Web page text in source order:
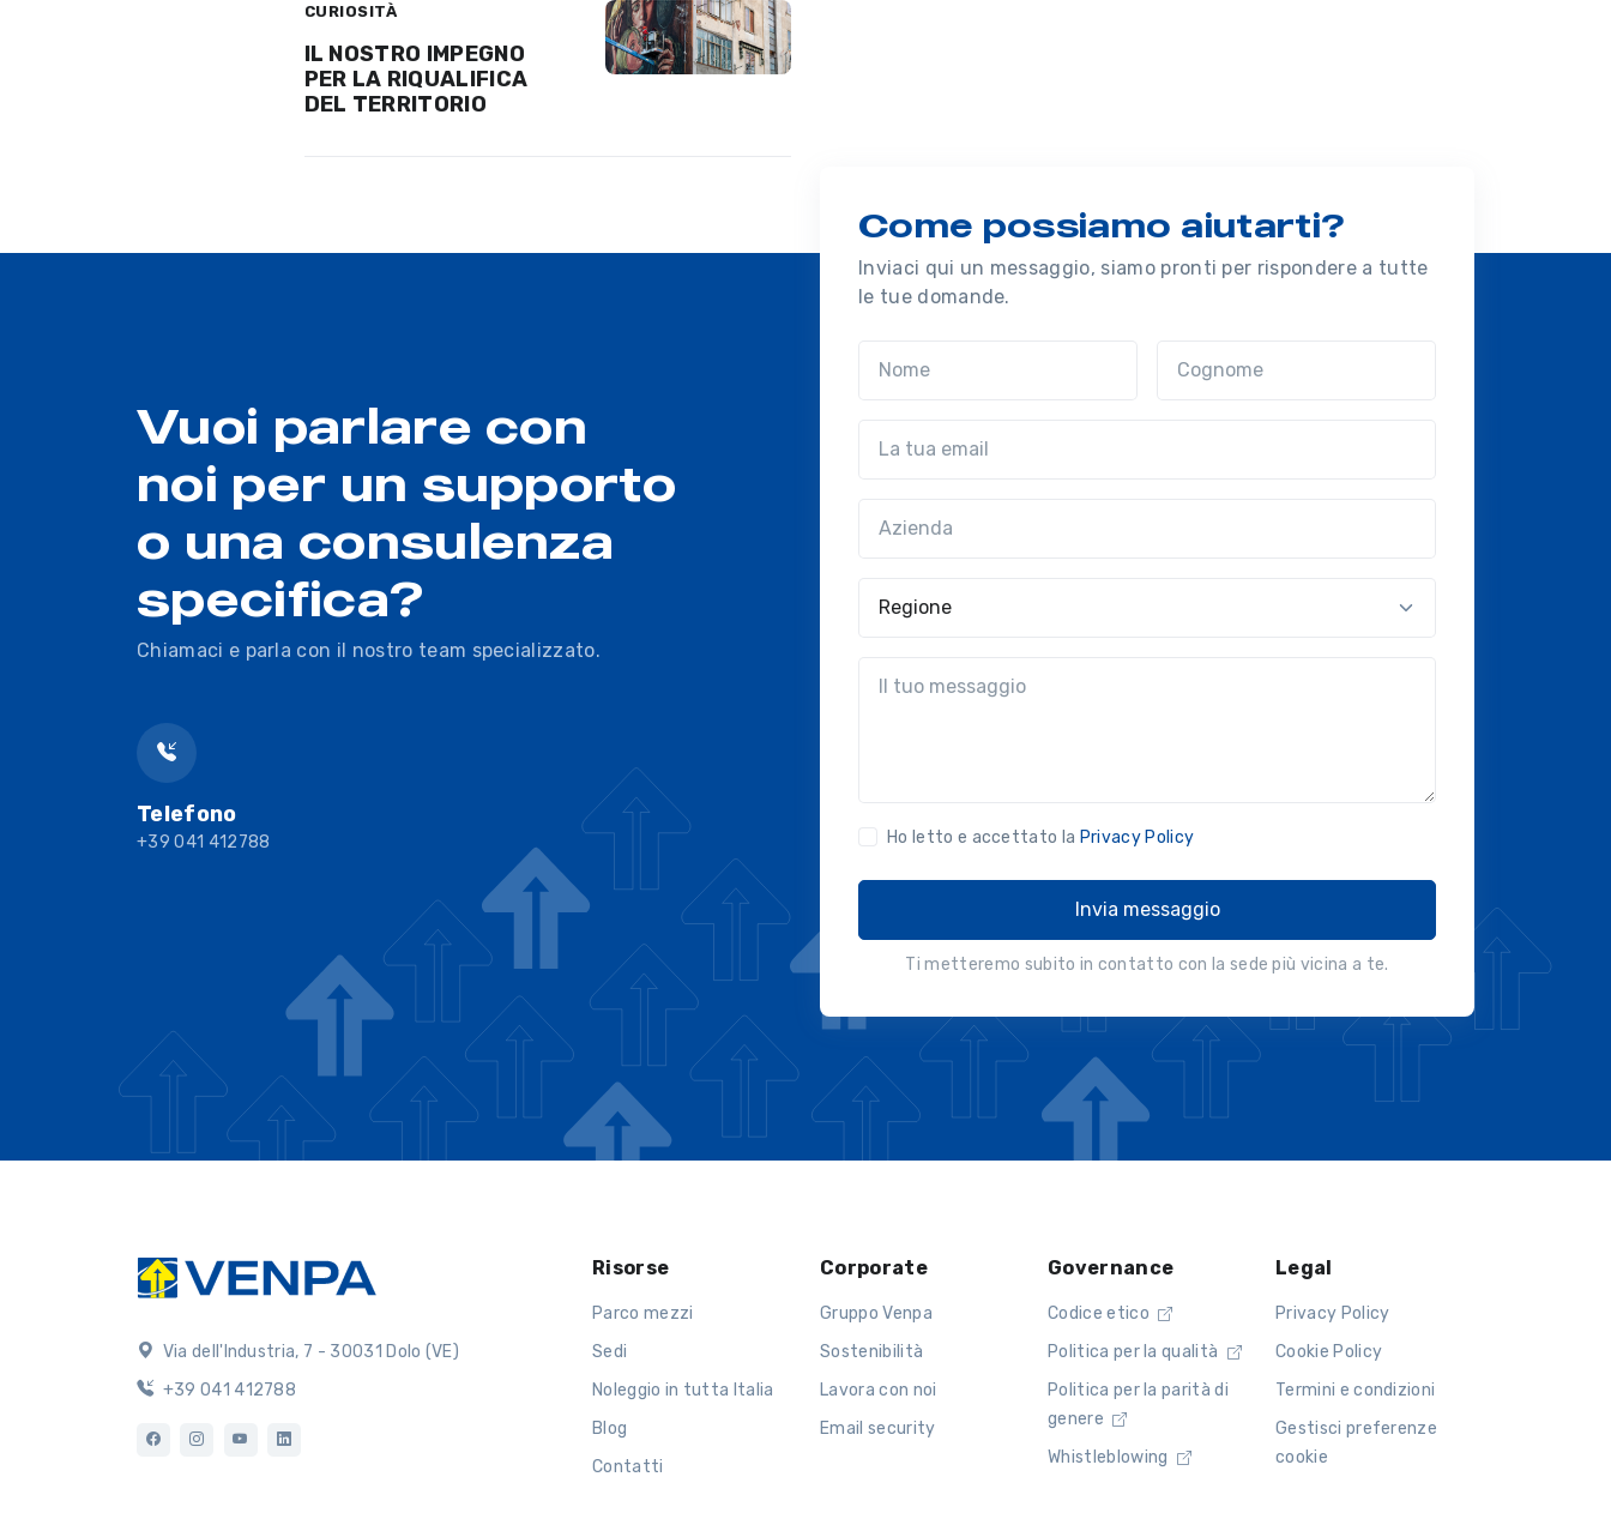
CURIOSITÀ
IL NOSTRO IMPEGNO
PER LA RIQUALIFICA
DEL TERRITORIO
Vuoi parlare con
noi per un supporto
o una consulenza
specifica?
Chiamaci e parla con il nostro team specializzato.
Telefono
+39 041 412788
Come possiamo aiutarti?
Inviaci qui un messaggio, siamo pronti per rispondere a tutte
le tue domande.
Ho letto e accettato la Privacy Policy
Invia messaggio
Ti metteremo subito in contatto con la sede più vicina a te.
Via dell'Industria, 7 - 30031 Dolo (VE)
+39 041 412788
Risorse
Parco mezzi
Sedi
Noleggio in tutta Italia
Blog
Contatti
Corporate
Gruppo Venpa
Sostenibilità
Lavora con noi
Email security
Governance
Codice etico
Politica per la qualità
Politica per la parità di
genere
Whistleblowing
Legal
Privacy Policy
Cookie Policy
Termini e condizioni
Gestisci preferenze
cookie